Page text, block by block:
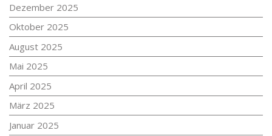
Dezember 2025
Oktober 2025
August 2025
Mai 2025
April 2025
März 2025
Januar 2025